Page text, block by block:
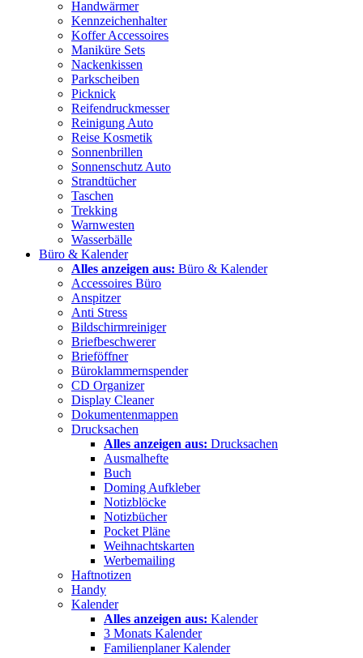
Handwärmer
Kennzeichenhalter
Koffer Accessoires
Maniküre Sets
Nackenkissen
Parkscheiben
Picknick
Reifendruckmesser
Reinigung Auto
Reise Kosmetik
Sonnenbrillen
Sonnenschutz Auto
Strandtücher
Taschen
Trekking
Warnwesten
Wasserbälle
Büro & Kalender
Alles anzeigen aus: Büro & Kalender
Accessoires Büro
Anspitzer
Anti Stress
Bildschirmreiniger
Briefbeschwerer
Brieföffner
Büroklammernspender
CD Organizer
Display Cleaner
Dokumentenmappen
Drucksachen
Alles anzeigen aus: Drucksachen
Ausmalhefte
Buch
Doming Aufkleber
Notizblöcke
Notizbücher
Pocket Pläne
Weihnachtskarten
Werbemailing
Haftnotizen
Handy
Kalender
Alles anzeigen aus: Kalender
3 Monats Kalender
Familienplaner Kalender